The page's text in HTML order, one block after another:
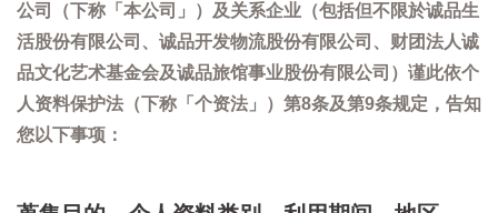
公司（下称「本公司」）及关系企业（包括但不限於诚品生
活股份有限公司、诚品开发物流股份有限公司、财团法人诚
品文化艺术基金会及诚品旅馆事业股份有限公司）谨此依个
人资料保护法（下称「个资法」）第8条及第9条规定，告知
您以下事项：